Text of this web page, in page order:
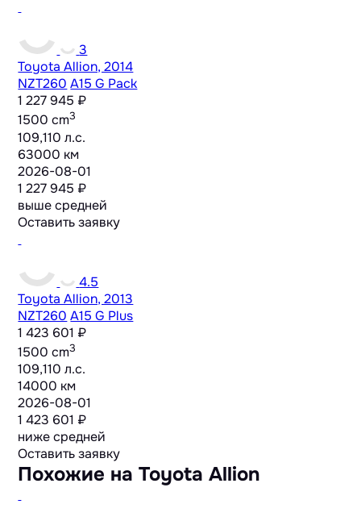
3
Toyota Allion, 2014
NZT260 A15 G Pack
1 227 945 ₽
1500 cm3
109,110 л.с.
63000 км
2026-08-01
1 227 945 ₽
выше средней
Оставить заявку
4.5
Toyota Allion, 2013
NZT260 A15 G Plus
1 423 601 ₽
1500 cm3
109,110 л.с.
14000 км
2026-08-01
1 423 601 ₽
ниже средней
Оставить заявку
Похожие на Toyota Allion